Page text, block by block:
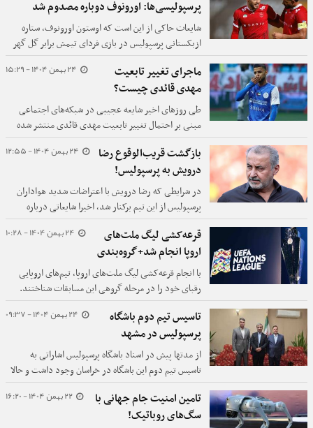
پرسپولیسی‌ها: اورونوف دوباره مصدوم شد
شایعات حاکی از این است که اوستون اورونوف، ستاره
ازبکستانی پرسپولیس در بازی فردای تیمش برابر گل گهر
سیرجان غایب است، آن هم به یک دلیل تکراری:
مصدومیت.
24 بهمن 1404 - 15:29
ماجرای تغییر تابعیت
مهدی قائدی چیست؟
طی روزهای اخیر شایعه عجیبی در شبکه‌های اجتماعی
مبنی بر احتمال تغییر تابعیت مهدی قائدی منتشر شده
است.
24 بهمن 1404 - 12:55
بازگشت قریب‌الوقوع رضا
درویش به پرسپولیس!
در شرایطی که رضا درویش با اعتراضات شدید هواداران
پرسپولیس از این تیم برکنار شد، اخیرا شایعاتی درباره
بازگشت او به باشگاه مطرح شده است.
24 بهمن 1404 - 10:28
قرعه‌کشی لیگ ملت‌های
اروپا انجام شد+گروه‌بندی
با انجام قرعه‌کشی لیگ ملت‌های اروپا، تیم‌های اروپایی
رقبای خود را در مرحله گروهی این مسابقات شناختند.
24 بهمن 1404 - 09:37
تاسیس تیم دوم باشگاه
پرسپولیس در مشهد
از مدتها پیش در اسناد باشگاه پرسپولیس اشاراتی به
تاسیس تیم دوم این باشگاه در خراسان وجود داشت و حالا
این تصمیم رسما تایید شده است.
22 بهمن 1404 - 16:20
تامین امنیت جام جهانی با
سگ‌های روباتیک!